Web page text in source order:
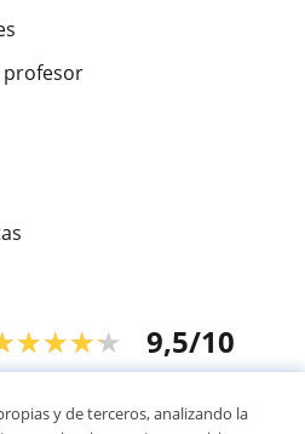
profesor
9,5/10
y de terceros, analizando la